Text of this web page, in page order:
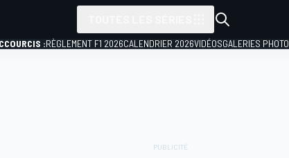
:RÈGLEMENT F1 2026CALENDRIER 2026VIDÉOSGALERIES PHOTO